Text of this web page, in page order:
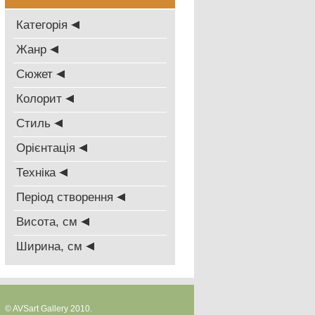
Категорія
Жанр
Сюжет
Колорит
Стиль
Oрієнтація
Техніка
Період створення
Висота, см
Ширина, см
© AVSart Gallery 2010.